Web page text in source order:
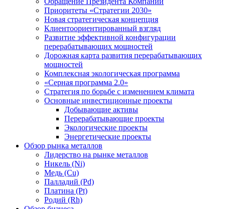
Приоритеты «Стратегии 2030»
Новая стратегическая концепция
Клиентоориентированный взгляд
Развитие эффективной конфигурации
перерабатывающих мощностей
Дорожная карта развития перерабатывающих
мощностей
Комплексная экологическая программа
«Серная программа 2.0»
Стратегия по борьбе с изменением климата
Основные инвестиционные проекты
Добывающие активы
Перерабатывающие проекты
Экологические проекты
Энергетические проекты
Обзор рынка металлов
Лидерство на рынке металлов
Никель (Ni)
Медь (Cu)
Палладий (Pd)
Платина (Pt)
Родий (Rh)